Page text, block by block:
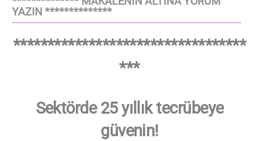
YAZIN **************
**********************************
***
Sektörde 25 yıllık tecrübeye
güvenin!